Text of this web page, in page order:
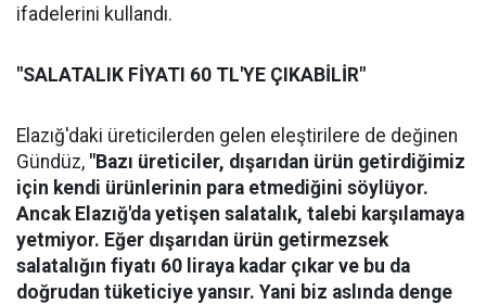
ifadelerini kullandı.
"SALATALIK FİYATI 60 TL'YE ÇIKABİLİR"
Elazığ'daki üreticilerden gelen eleştirilere de değinen
Gündüz, "Bazı üreticiler, dışarıdan ürün getirdiğimiz
için kendi ürünlerinin para etmediğini söylüyor.
Ancak Elazığ'da yetişen salatalık, talebi karşılamaya
yetmiyor. Eğer dışarıdan ürün getirmezsek
salatalığın fiyatı 60 liraya kadar çıkar ve bu da
doğrudan tüketiciye yansır. Yani biz aslında denge